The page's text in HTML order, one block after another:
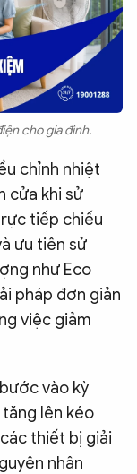
cho gia đình.
chỉnh nhiệt
cửa khi sử
tiếp chiếu
ưu tiên sử
như Eco
pháp đơn giản
việc giảm
vào kỳ
lên kéo
thiết bị giải
nhân